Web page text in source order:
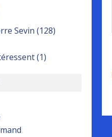
Sevin (128)
(1)